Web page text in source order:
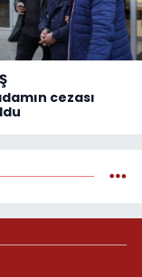
cezası